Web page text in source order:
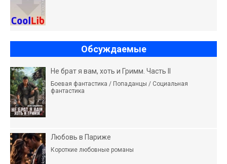
Обсуждаемые
Не брат я вам, хоть и Гримм. Часть II
Боевая фантастика / Попаданцы / Социальная
фантастика
Любовь в Париже
Короткие любовные романы